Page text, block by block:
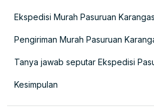
Ekspedisi Murah Pasuruan
Pengiriman Murah Pasuruan
Tanya jawab seputar Ekspedisi
Kesimpulan